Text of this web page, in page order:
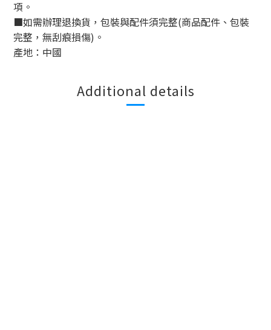
項。
■如需辦理退換貨，包裝與配件須完整(商品配件、包裝
完整，無刮痕損傷) 。
產地：中國
Additional details